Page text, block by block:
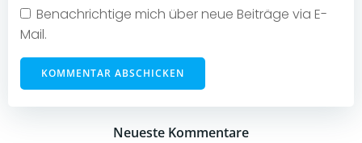
Benachrichtige mich über neue Beiträge via E-
Mail.
Neueste Kommentare